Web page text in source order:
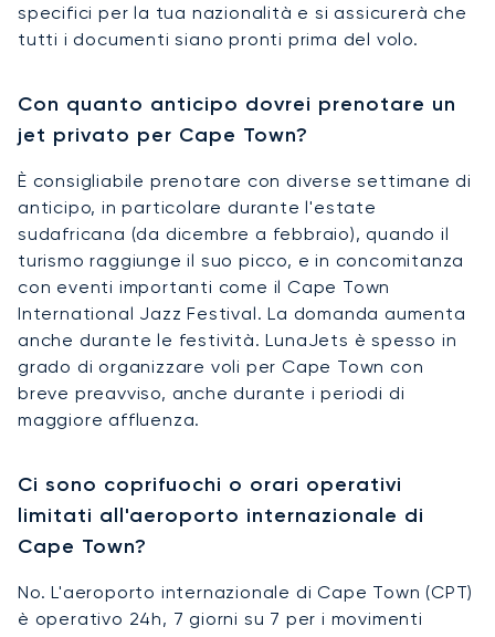
specifici per la tua nazionalità e si assicurerà che
tutti i documenti siano pronti prima del volo.
Con quanto anticipo dovrei prenotare un
jet privato per Cape Town?
È consigliabile prenotare con diverse settimane di
anticipo, in particolare durante l'estate
sudafricana (da dicembre a febbraio), quando il
turismo raggiunge il suo picco, e in concomitanza
con eventi importanti come il Cape Town
International Jazz Festival. La domanda aumenta
anche durante le festività. LunaJets è spesso in
grado di organizzare voli per Cape Town con
breve preavviso, anche durante i periodi di
maggiore affluenza.
Ci sono coprifuochi o orari operativi
limitati all'aeroporto internazionale di
Cape Town?
No. L'aeroporto internazionale di Cape Town (CPT)
è operativo 24h, 7 giorni su 7 per i movimenti